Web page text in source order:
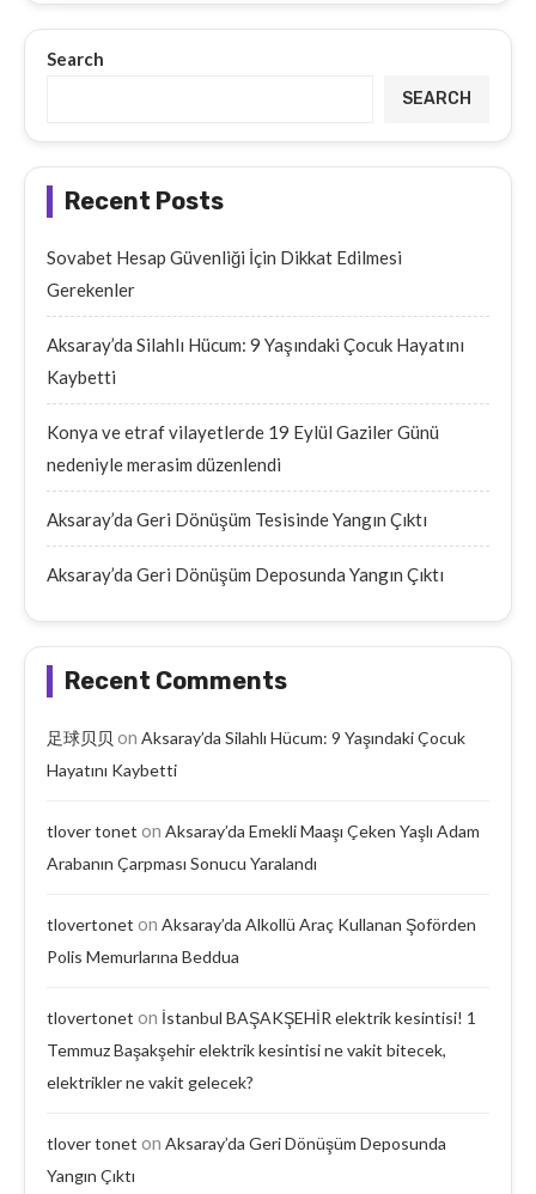
Search
SEARCH
Recent Posts
Sovabet Hesap Güvenliği İçin Dikkat Edilmesi
Gerekenler
Aksaray’da Silahlı Hücum: 9 Yaşındaki Çocuk Hayatını
Kaybetti
Konya ve etraf vilayetlerde 19 Eylül Gaziler Günü
nedeniyle merasim düzenlendi
Aksaray’da Geri Dönüşüm Tesisinde Yangın Çıktı
Aksaray’da Geri Dönüşüm Deposunda Yangın Çıktı
Recent Comments
足球贝贝 on Aksaray’da Silahlı Hücum: 9 Yaşındaki Çocuk
Hayatını Kaybetti
tlover tonet on Aksaray’da Emekli Maaşı Çeken Yaşlı Adam
Arabanın Çarpması Sonucu Yaralandı
tlovertonet on Aksaray’da Alkollü Araç Kullanan Şoförden
Polis Memurlarına Beddua
tlovertonet on İstanbul BAŞAKŞEHİR elektrik kesintisi! 1
Temmuz Başakşehir elektrik kesintisi ne vakit bitecek,
elektrikler ne vakit gelecek?
tlover tonet on Aksaray’da Geri Dönüşüm Deposunda
Yangın Çıktı